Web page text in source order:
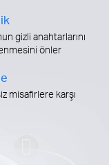
gizli anahtarlarını
önler
misafirlere karşı